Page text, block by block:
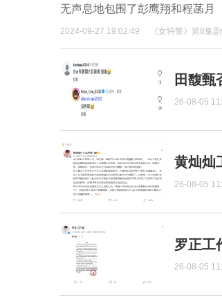
无声息地包围了彭鹰翔和程菡月
2024-09-27 19:02:49 《女特警》第8集
田馥甄
26-08-05
黄灿灿
26-08-05
罗正工
26-08-05